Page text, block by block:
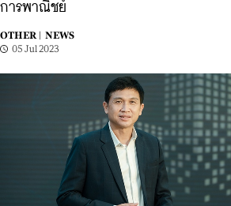
การพาณิชย์
OTHER |
NEWS
05 Jul 2023